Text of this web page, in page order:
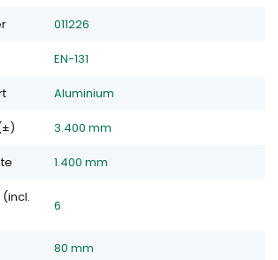
011226
EN-131
Aluminium
3.400 mm
1.400 mm
6
80 mm